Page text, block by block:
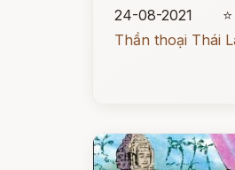
24-08-2021
Thần thoại Thái